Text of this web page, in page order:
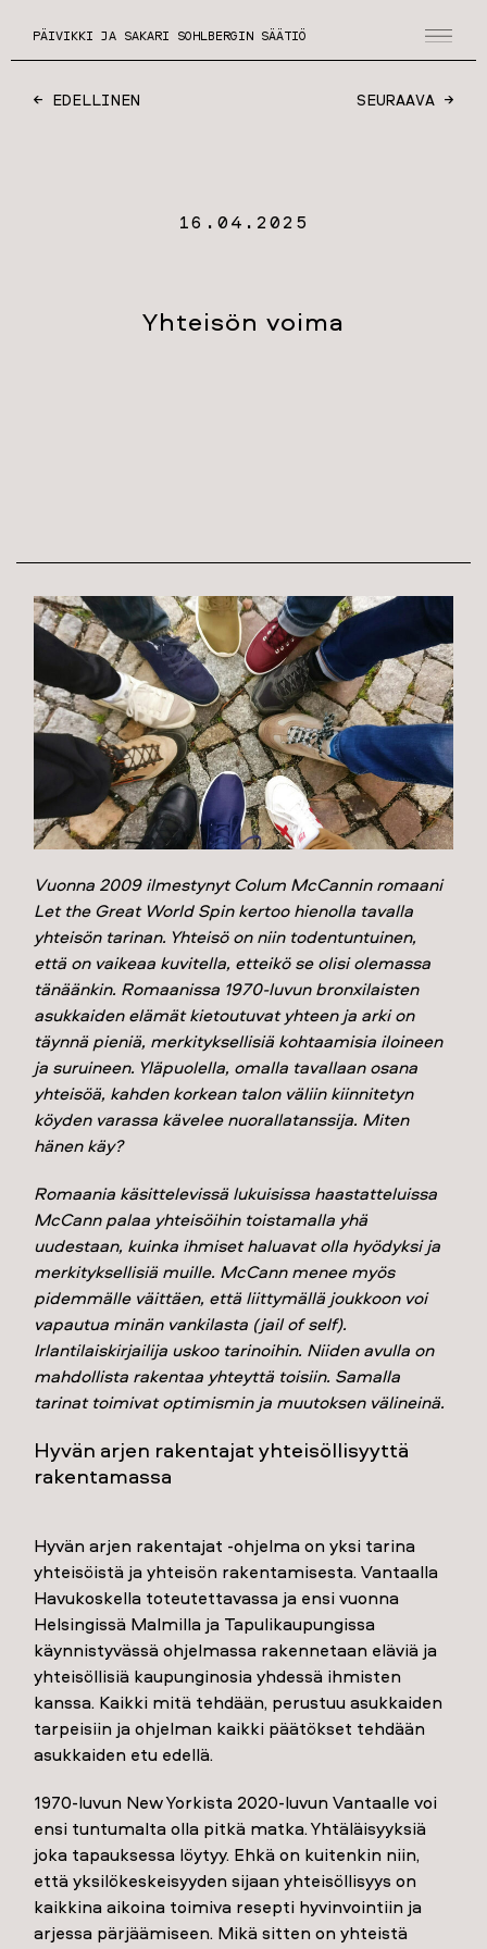
PÄIVIKKI JA SAKARI SOHLBERGIN SÄÄTIÖ
← EDELLINEN SEURAAVA →
16.04.2025
Yhteisön voima
Vuonna 2009 ilmestynyt Colum McCannin romaani
Let the Great World Spin kertoo hienolla tavalla
yhteisön tarinan. Yhteisö on niin todentuntuinen,
että on vaikeaa kuvitella, etteikö se olisi olemassa
tänäänkin. Romaanissa 1970-luvun bronxilaisten
asukkaiden elämät kietoutuvat yhteen ja arki on
täynnä pieniä, merkityksellisiä kohtaamisia iloineen
ja suruineen. Yläpuolella, omalla tavallaan osana
yhteisöä, kahden korkean talon väliin kiinnitetyn
köyden varassa kävelee nuorallatanssija. Miten
hänen käy?
Romaania käsittelevissä lukuisissa haastatteluissa
McCann palaa yhteisöihin toistamalla yhä
uudestaan, kuinka ihmiset haluavat olla hyödyksi ja
merkityksellisiä muille. McCann menee myös
pidemmälle väittäen, että liittymällä joukkoon voi
vapautua minän vankilasta (jail of self).
Irlantilaiskirjailija uskoo tarinoihin. Niiden avulla on
mahdollista rakentaa yhteyttä toisiin. Samalla
tarinat toimivat optimismin ja muutoksen välineinä.
Hyvän arjen rakentajat yhteisöllisyyttä
rakentamassa
Hyvän arjen rakentajat -ohjelma on yksi tarina
yhteisöistä ja yhteisön rakentamisesta. Vantaalla
Havukoskella toteutettavassa ja ensi vuonna
Helsingissä Malmilla ja Tapulikaupungissa
käynnistyvässä ohjelmassa rakennetaan eläviä ja
yhteisöllisiä kaupunginosia yhdessä ihmisten
kanssa. Kaikki mitä tehdään, perustuu asukkaiden
tarpeisiin ja ohjelman kaikki päätökset tehdään
asukkaiden etu edellä.
1970-luvun New Yorkista 2020-luvun Vantaalle voi
ensi tuntumalta olla pitkä matka. Yhtäläisyyksiä
joka tapauksessa löytyy. Ehkä on kuitenkin niin,
että yksilökeskeisyyden sijaan yhteisöllisyys on
kaikkina aikoina toimiva resepti hyvinvointiin ja
arjessa pärjäämiseen. Mikä sitten on yhteistä